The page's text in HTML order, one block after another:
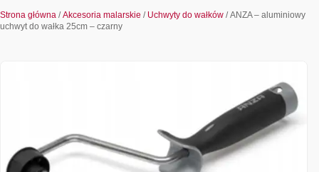
Strona główna /Akcesoria malarskie / Uchwyty do wałków / ANZA – aluminiowy
uchwyt do wałka 25cm – czarny